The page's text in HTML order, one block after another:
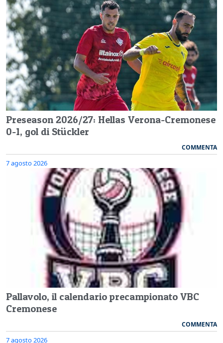
Preseason 2026/27: Hellas Verona-Cremonese
0-1, gol di Stückler
COMMENTA
7 agosto 2026
Pallavolo, il calendario precampionato VBC
Cremonese
COMMENTA
7 agosto 2026